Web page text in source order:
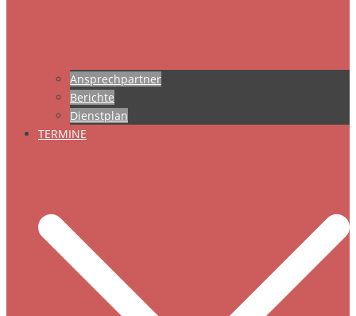
Ansprechpartner
Berichte
Dienstplan
TERMINE